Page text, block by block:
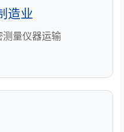
造业
测量仪器运输